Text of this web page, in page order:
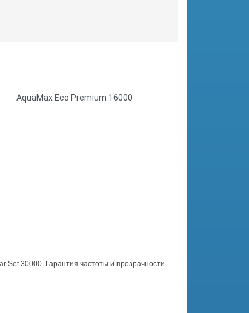
AquaMax Eco Premium 16000
Set 30000. Гарантия частоты и прозрачности